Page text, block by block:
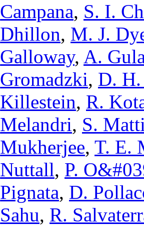
Campana, S. I.
Dhillon, M. J.
Galloway, A.
Gromadzki, D.
Killestein, R.
Melandri, S.
Mukherjee, T. E.
Nuttall, P.
Pignata, D.
Sahu, R.